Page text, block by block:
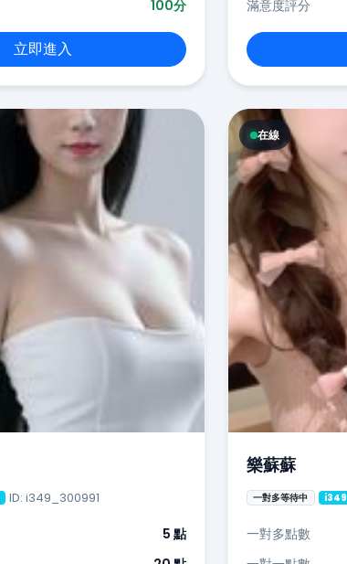
100分
立即進入
滿意度評分
ID: i349_300991
5 點
在線
樂蘇蘇
一對多等待中 i349
一對多點數